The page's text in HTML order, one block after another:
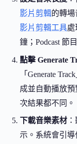
影片剪輯的轉場
影片剪輯工具處
鐘；Podcast 節
點擊 Generate
「Generate
成並自動播放
次結果都不同。
下載音樂素材
示。系統會引導